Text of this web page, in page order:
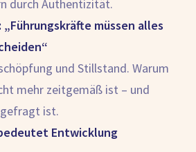
durch Authentizität.
„Führungskräfte müssen alles
und Stillstand. Warum
mehr zeitgemäß ist – und
ist.
Entwicklung